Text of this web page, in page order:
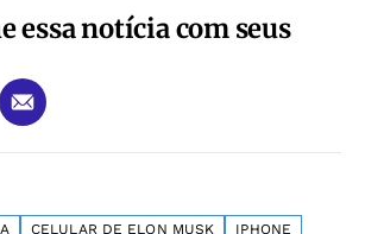
essa notícia com seus
CELULAR DE ELON MUSK IPHONE